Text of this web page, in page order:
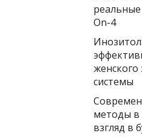
On-4
системы
методы в
взгляд в